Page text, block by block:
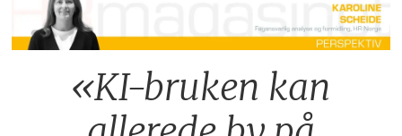
«KI-bruken kan